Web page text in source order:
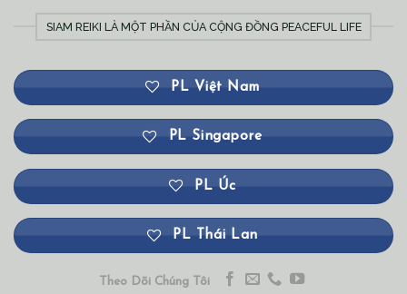
SIAM REIKI LÀ MỘT PHẦN CỦA CỘNG ĐỒNG PEACEFUL LIFE
PL Việt Nam
PL Singapore
PL Úc
PL Thái Lan
Theo Dõi Chúng Tôi